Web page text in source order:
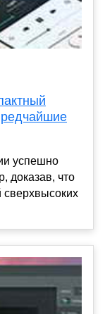
успешно
доказав, что
сверхвысоких